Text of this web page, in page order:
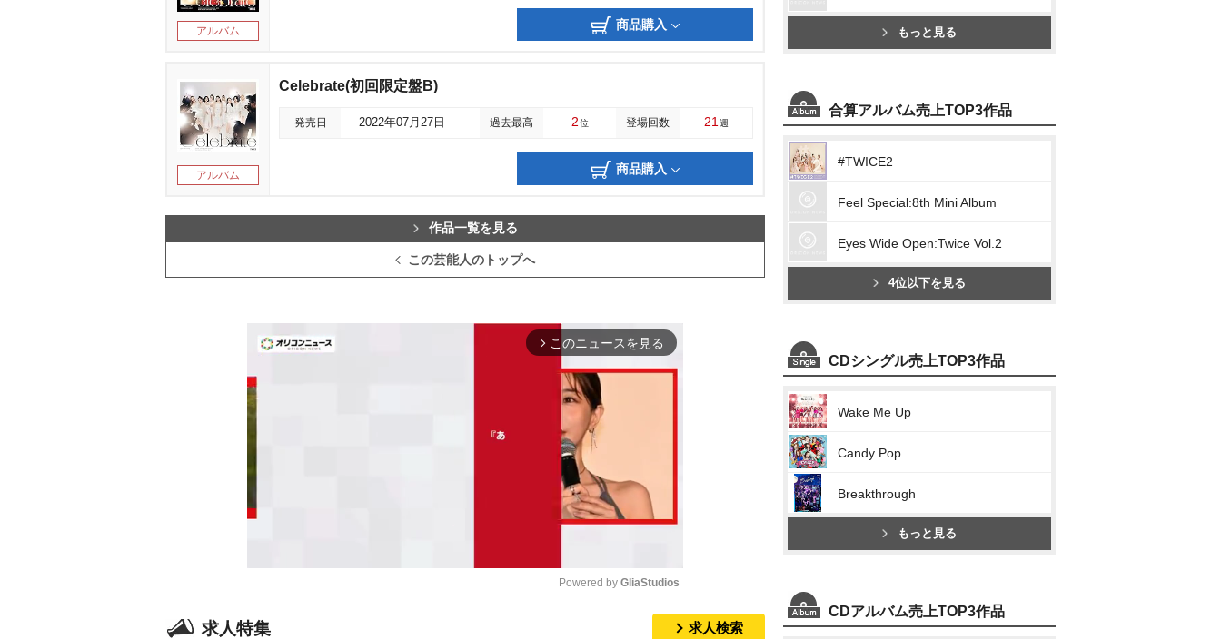
アルバム 商品購入
アルバム
Celebrate(初回限定盤B)
発売日 2022年07月27日 過去最高 2位 登場回数 21 週
商品購入
作品一覧を見る
この芸能人のトップへ
arrow_forward_ios このニュースを見る
Powered by GliaStudios
求人特集 求人検索
もっと見る
合算アルバム売上TOP3作品
#TWICE2
Feel Special:8th Mini Album
Eyes Wide Open:Twice Vol.2
4位以下を見る
CDシングル売上TOP3作品
Wake Me Up
Candy Pop
Breakthrough
もっと見る
CDアルバム売上TOP3作品